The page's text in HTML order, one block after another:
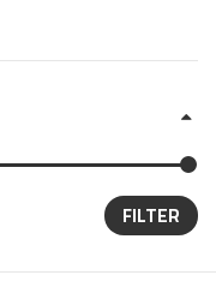
FILTER